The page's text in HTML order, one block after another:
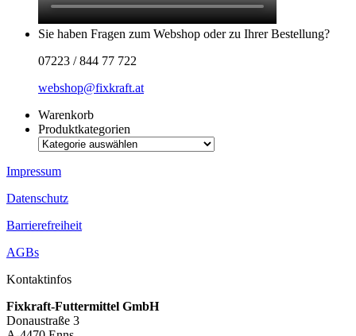
Sie haben Fragen zum Webshop oder zu Ihrer Bestellung?
07223 / 844 77 722
webshop@fixkraft.at
Warenkorb
Produktkategorien
Impressum
Datenschutz
Barrierefreiheit
AGBs
Kontaktinfos
Fixkraft-Futtermittel GmbH
Donaustraße 3